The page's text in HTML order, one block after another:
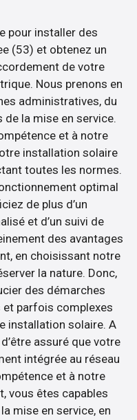
pour installer des
(53) et obtenez un
de votre
Nous prenons en
administratives, du
la mise en service.
et à notre
installation solaire
toutes les normes.
optimal
de plus d’un
et d’un suivi de
des avantages
en choisissant notre
la nature. Donc,
des démarches
parfois complexes
installation solaire. A
assuré que votre
intégrée au réseau
et à notre
vous êtes capables
mise en service, en